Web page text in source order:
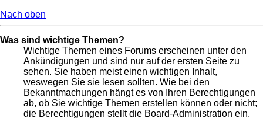
Nach oben
Was sind wichtige Themen?
Wichtige Themen eines Forums erscheinen unter den
Ankündigungen und sind nur auf der ersten Seite zu
sehen. Sie haben meist einen wichtigen Inhalt,
weswegen Sie sie lesen sollten. Wie bei den
Bekanntmachungen hängt es von Ihren Berechtigungen
ab, ob Sie wichtige Themen erstellen können oder nicht;
die Berechtigungen stellt die Board-Administration ein.